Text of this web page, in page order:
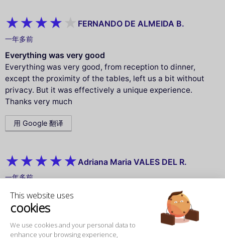
This website uses
cookies
We use cookies and your personal data to
enhance your browsing experience,
FERNANDO DE ALMEIDA B.
一年多前
Everything was very good
Everything was very good, from reception to dinner,
except the proximity of the tables, left us a bit without
privacy. But it was effectively a unique experience.
Thanks very much
用 Google 翻译
Adriana Maria VALES DEL R.
一年多前
Excelente todo !
Excelente todo !! Una experiencia increíble !!
用 Google 翻译